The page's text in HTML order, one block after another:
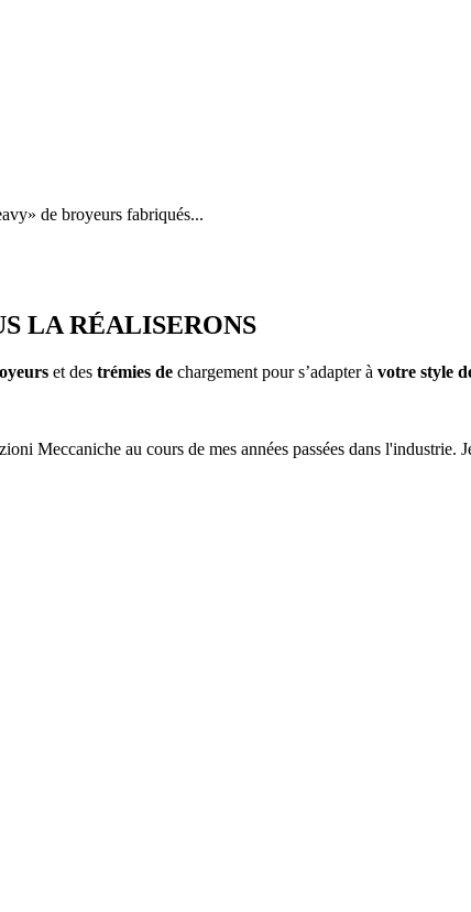
de broyeurs fabriqués...
LA RÉALISERONS
et des trémies de chargement pour s’adapter à votre style
Meccaniche au cours de mes années passées dans l'industrie.